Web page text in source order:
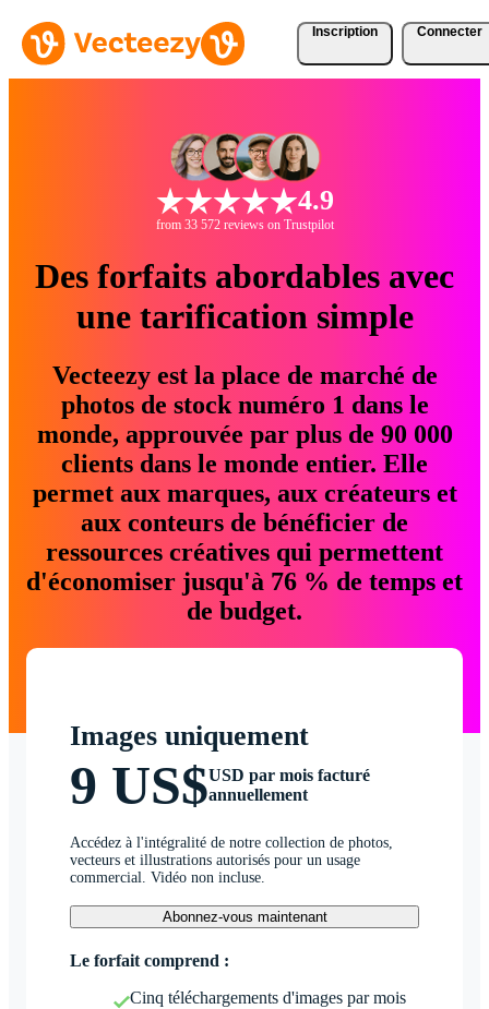
Inscription Connecter
4.9
from 33 572 reviews on Trustpilot
Des forfaits abordables avec
une tarification simple
Vecteezy est la place de marché de
photos de stock numéro 1 dans le
monde, approuvée par plus de 90 000
clients dans le monde entier. Elle
permet aux marques, aux créateurs et
aux conteurs de bénéficier de
ressources créatives qui permettent
d'économiser jusqu'à 76 % de temps et
de budget.
Images uniquement
9 US$USD par mois facturé
annuellement
Accédez à l'intégralité de notre collection de photos,
vecteurs et illustrations autorisés pour un usage
commercial. Vidéo non incluse.
Abonnez-vous maintenant
Le forfait comprend :
Cinq téléchargements d'images par mois